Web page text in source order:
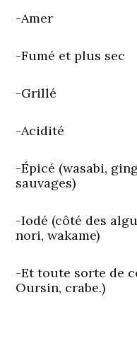
-Amer
-Fumé et plus sec
-Grillé
-Acidité
-Épicé (wasabi,
sauvages)
-Iodé (côté des
nori, wakame)
-Et toute sorte de
Oursin, crabe.)